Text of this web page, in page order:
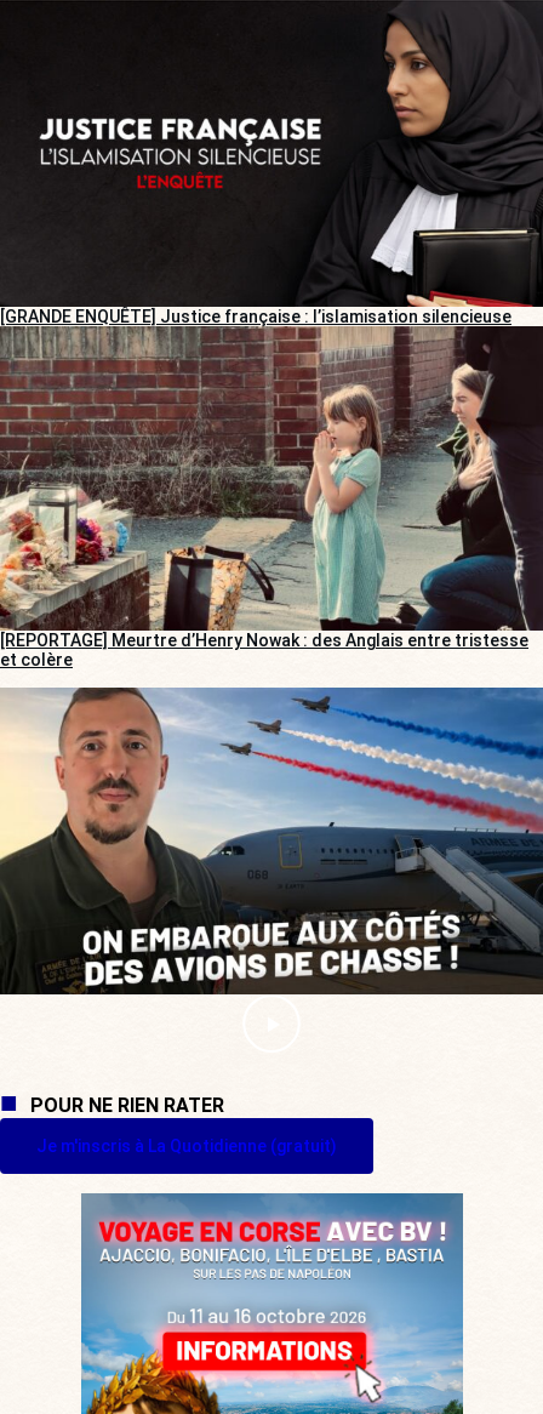
[GRANDE ENQUÊTE] Justice française : l’islamisation silencieuse
[REPORTAGE] Meurtre d’Henry Nowak : des Anglais entre tristesse
et colère
POUR NE RIEN RATER
Je m'inscris à La Quotidienne (gratuit)